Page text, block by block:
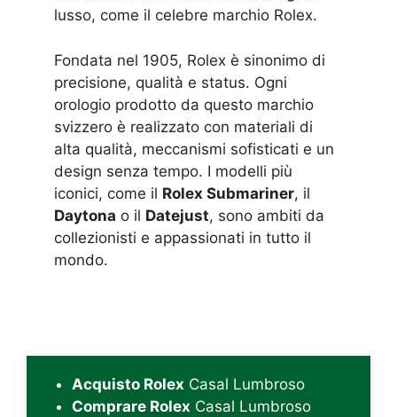
lusso, come il celebre marchio Rolex.
Fondata nel 1905, Rolex è sinonimo di
precisione, qualità e status. Ogni
orologio prodotto da questo marchio
svizzero è realizzato con materiali di
alta qualità, meccanismi sofisticati e un
design senza tempo. I modelli più
iconici, come il Rolex Submariner, il
Daytona o il Datejust, sono ambiti da
collezionisti e appassionati in tutto il
mondo.
Acquisto Rolex Casal Lumbroso
Comprare Rolex Casal Lumbroso